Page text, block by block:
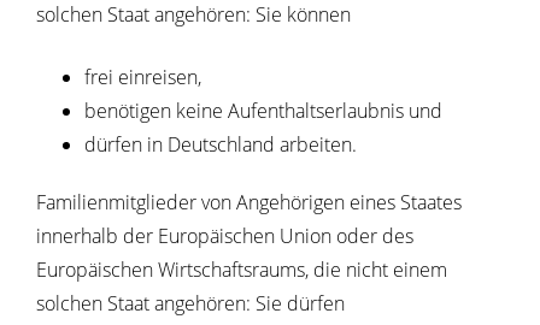
solchen Staat angehören: Sie können
frei einreisen,
benötigen keine Aufenthaltserlaubnis und
dürfen in Deutschland arbeiten.
Familienmitglieder von Angehörigen eines Staates
innerhalb der Europäischen Union oder des
Europäischen Wirtschaftsraums, die nicht einem
solchen Staat angehören: Sie dürfen